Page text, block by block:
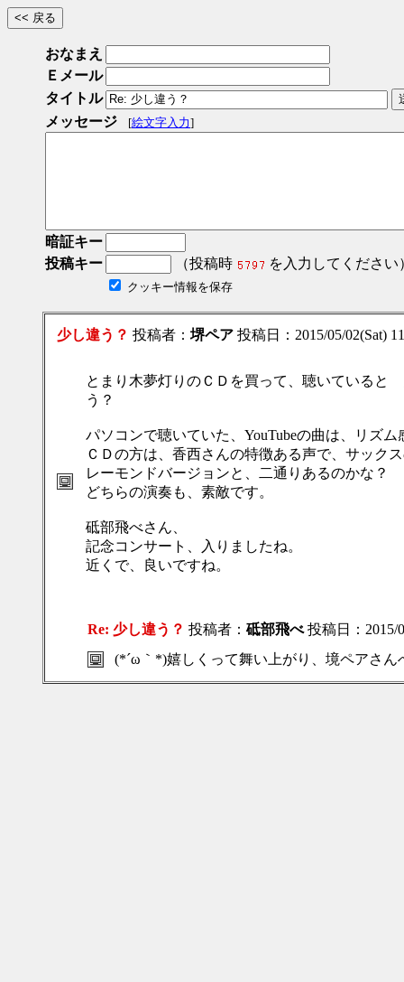
おなまえ
Ｅメール
タイトル
メッセージ
[絵文字入力]
暗証キー
投稿キー
（投稿時 を入力してください
クッキー情報を保存
少し違う？ 投稿者： 堺ペア 投稿日：2015/05/02(Sat)
とまり木夢灯りのＣＤを買って、聴いている
う？
パソコンで聴いていた、YouTubeの曲は、リズ
ＣＤの方は、香西さんの特徴ある声で、サック
レーモンドバージョンと、二通りあるのかな？
どちらの演奏も、素敵です。
砥部飛べさん、
記念コンサート、入りましたね。
近くで、良いですね。
Re: 少し違う？ 投稿者： 砥部飛べ投稿日：2015/
(*´ω｀*)嬉しくって舞い上がり、境ペアさ